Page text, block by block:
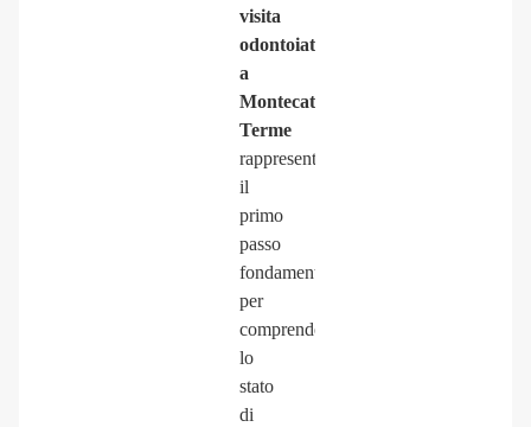
visita
odontoiatrica
a
Montecatini
Terme
rappresenta
il
primo
passo
fondamentale
per
comprendere
lo
stato
di